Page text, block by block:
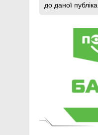
до даної